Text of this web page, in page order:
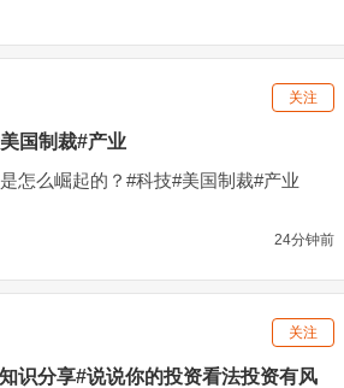
关注
国制裁#产业
怎么崛起的？#科技#美国制裁#产业
24分钟前
关注
识分享#说说你的投资看法投资有风